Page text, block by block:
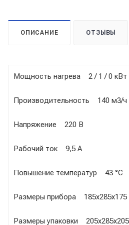
ОПИСАНИЕ ОТЗЫВЫ
Мощность нагрева 2 / 1 / 0 кВт
Производительность 140 м3/ч
Напряжение 220 B
Рабочий ток 9,5 А
Повышение температур 43 °С
Размеры прибора
Размеры упаковки